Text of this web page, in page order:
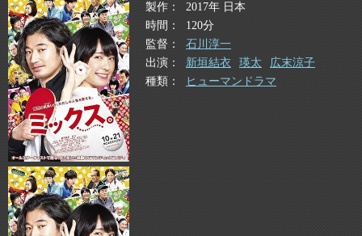
製作
2017年 日本
時間
120分
監督
石川淳一
出演
新垣結衣 瑛太
広末涼子
種類
ヒューマンドラマ